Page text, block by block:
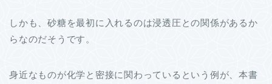
しかも、砂糖を最初に入れるのは浸透圧との関係があるか
らなのだそうです。
身近なものが化学と密接に関わっているという例が、本書